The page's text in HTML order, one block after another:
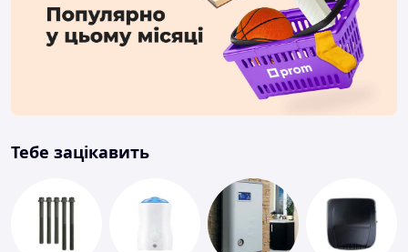
Тебе зацікавить